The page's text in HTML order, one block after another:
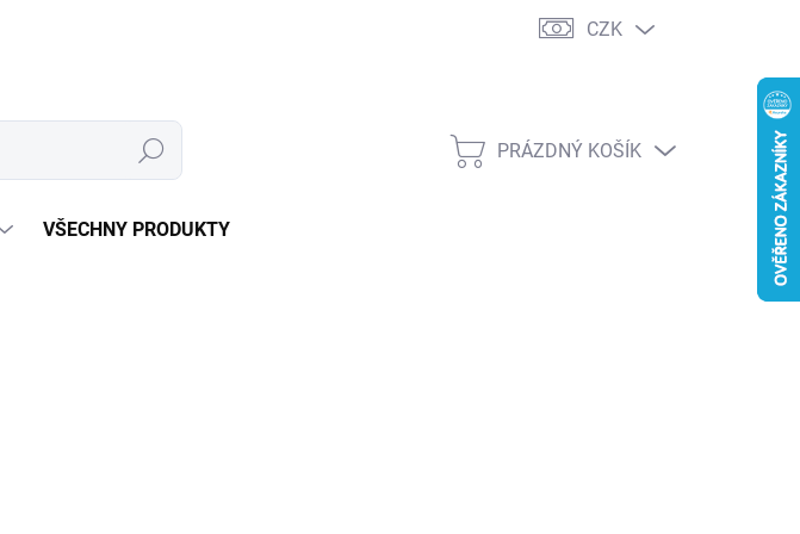
CZK
Hledat
NÁKUPNÍ
PRÁZDNÝ KOŠÍK
VŠECHNY PRODUKTY